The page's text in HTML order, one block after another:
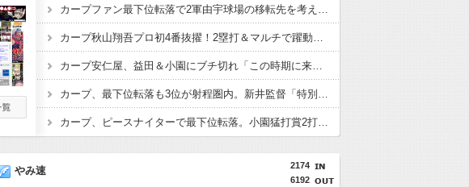
カープファン最下位転落で2軍由宇球場の移転先を考え始める。
カープ秋山翔吾プロ初4番抜擢！2塁打＆マルチで躍動！ベテランに希望の光
カープ安仁屋、益田＆小園にブチ切れ「この時期に来て勉強はない」
カープ、最下位転落も3位が射程圏内。新井監督「特別な日の試合だったので負けて悔しい」【反省会】
カープ、ピースナイターで最下位転落。小園猛打賞2打点！モン2ラン！秋山菊池泰名原マルチ！ファビ1打点！14安打1発7得点の反撃も逆転負け【広島7-11巨人/試合結果】
2174
6192
やみ速